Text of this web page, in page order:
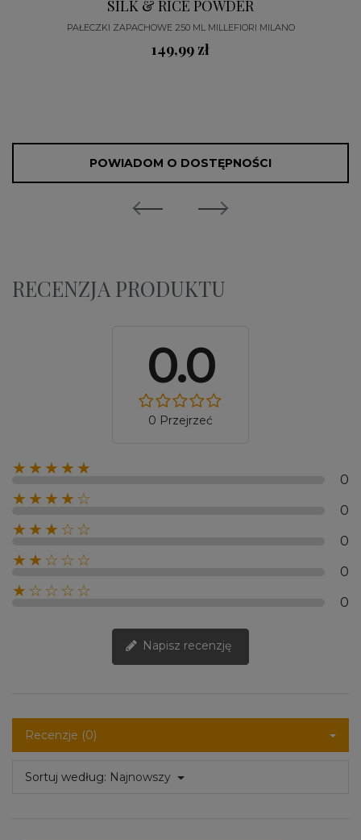
SILK & RICE POWDER
PAŁECZKI ZAPACHOWE 250 ML MILLEFIORI MILANO
149,99 zł
POWIADOM O DOSTĘPNOŚCI
RECENZJA PRODUKTU
0.0
0 Przejrzeć
★★★★★
0
★★★★☆
0
★★★☆☆
0
★★☆☆☆
0
★☆☆☆☆
0
Napisz recenzję
Recenzje (0)
Sortuj według: Najnowszy